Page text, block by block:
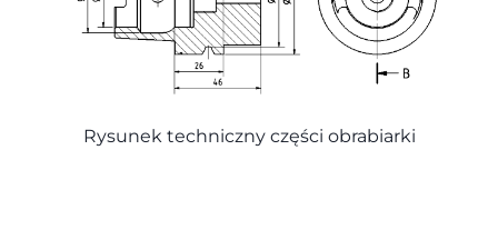
Rysunek techniczny części obrabiarki